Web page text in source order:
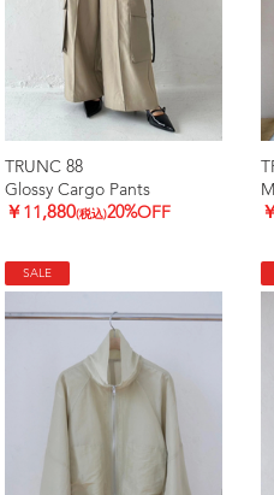
TRUNC 88
Glossy Cargo Pants
￥11,880(税込)20%OFF
SALE